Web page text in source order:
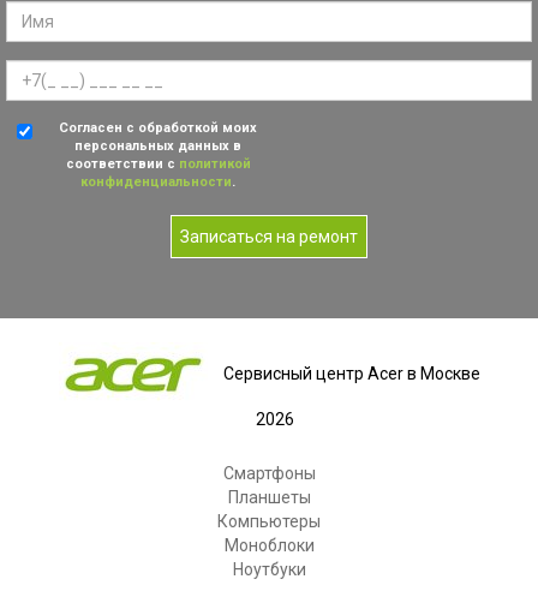
Согласен с обработкой моих
персональных данных в
соответствии с политикой
конфиденциальности.
Записаться на ремонт
Сервисный центр Acer в Москве
2026
Смартфоны
Планшеты
Компьютеры
Моноблоки
Ноутбуки